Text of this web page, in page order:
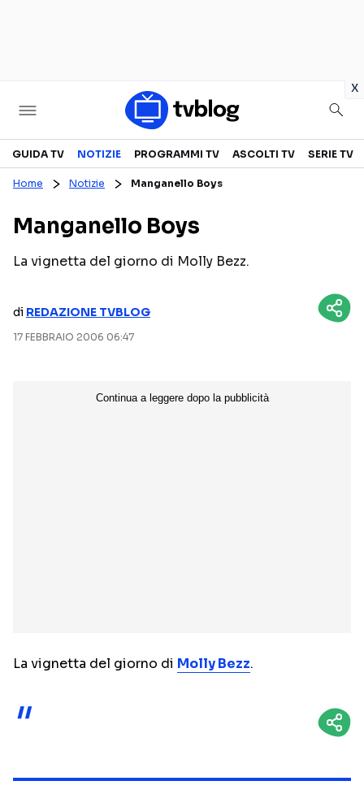
x
Televisione
CANALI TV
PROGRAMMI TV
SERIE TV
REALITY SHOW
MEDIASET INFINITY
GUIDA TV NOTIZIE PROGRAMMI TV ASCOLTI TV SERIE TV
Home Notizie Manganello Boys
Manganello Boys
La vignetta del giorno di Molly Bezz.
di REDAZIONE TVBLOG
17 FEBBRAIO 2006 06:47
La vignetta del giorno di Molly Bezz.